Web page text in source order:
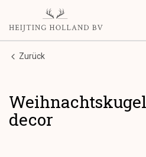
Zurück
decor